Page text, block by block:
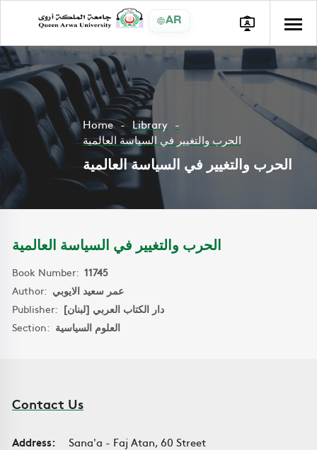
AR
Home
Library
الحرب والتغيير في السياسة العالمية
الحرب والتغيير في السياسة العالمية
الحرب والتغيير في السياسة العالمية
Book Number: 11745
Author: عمر سعيد الايوبي
Publisher: دار الكتاب العربي [لبنان]
Section: العلوم السياسية
Contact Us
Address:
Sana'a - Faj Atan, 60 Street